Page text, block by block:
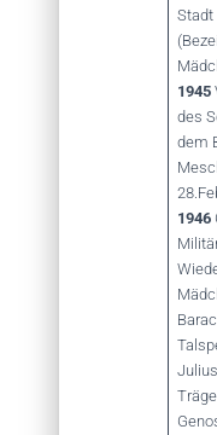
Stadt
1945
des
dem
1946